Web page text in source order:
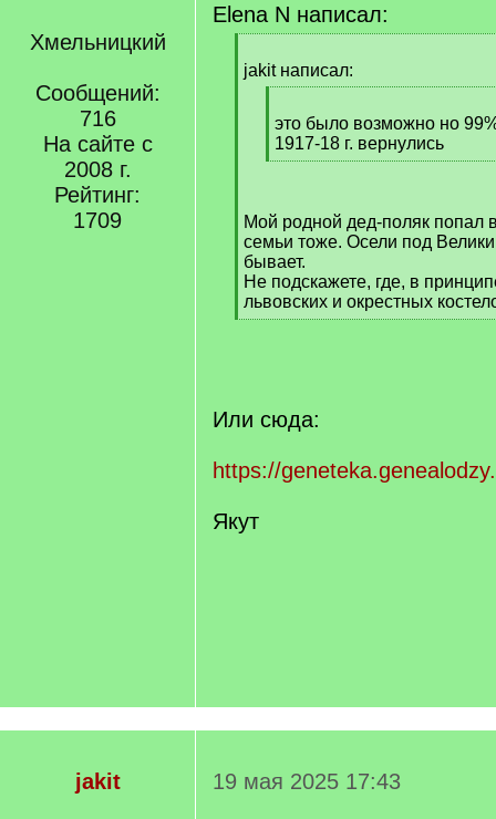
Хмельницкий
Сообщений:
716
На сайте с
2008 г.
Рейтинг:
1709
Elena N написал:
q
jakit написал:
q
]
это было возможно но
1917-18 г. вернулись
[
]
Мой родной дед-поляк попал в
семьи тоже. Осели под
бывает.
Не подскажете, где, в
львовских и окрестных
[
Или сюда:
https://
Якут
jakit 19 мая 2025 17:43